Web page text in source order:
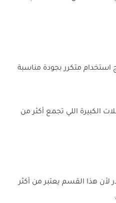
استخدام متكرر بجودة مناسبة
الكبيرة اللي تجمع أكثر من
لأن هذا القسم يعتبر من أكثر